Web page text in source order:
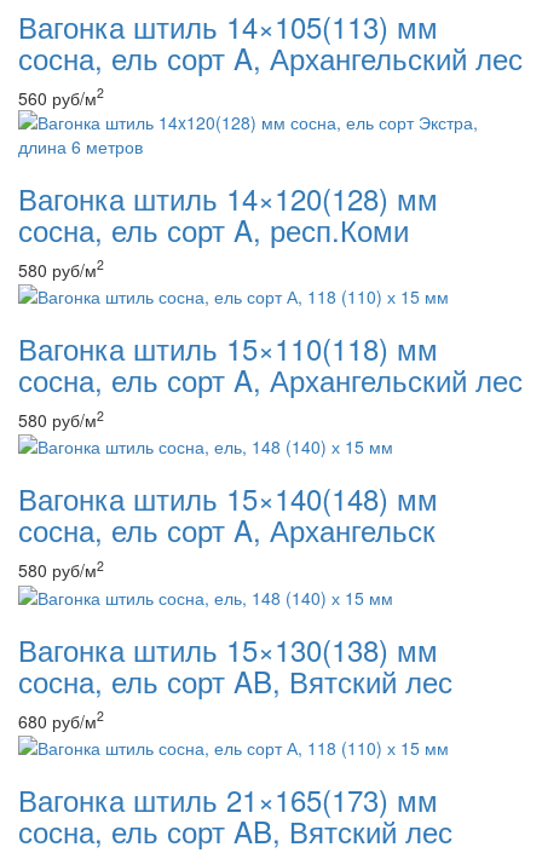
Вагонка штиль 14×105(113) мм
сосна, ель сорт A, Архангельский лес
560 руб/м2
Вагонка штиль 14×120(128) мм
сосна, ель сорт A, респ.Коми
580 руб/м2
Вагонка штиль 15×110(118) мм
сосна, ель сорт A, Архангельский лес
580 руб/м2
Вагонка штиль 15×140(148) мм
сосна, ель сорт A, Архангельск
580 руб/м2
Вагонка штиль 15×130(138) мм
сосна, ель сорт AB, Вятский лес
680 руб/м2
Вагонка штиль 21×165(173) мм
сосна, ель сорт AB, Вятский лес